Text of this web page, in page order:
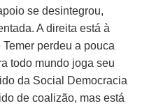
se desintegrou,
A direita está à
perdeu a pouca
todo mundo joga seu
da Social Democracia
de coalizão, mas está